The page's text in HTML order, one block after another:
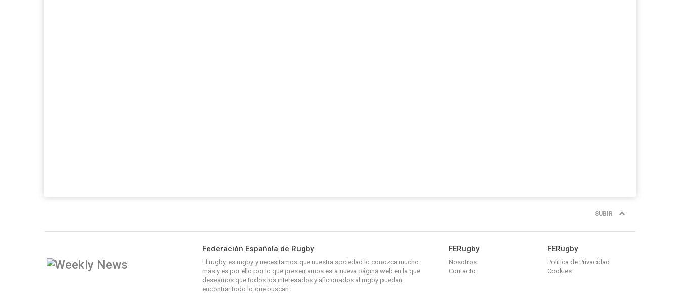
SUBIR
Federación Española de Rugby
El rugby, es rugby y necesitamos que nuestra sociedad lo conozca mucho
más y es por ello por lo que presentamos esta nueva página web en la que
deseamos que todos los interesados y aficionados al rugby puedan
encontrar todo lo que buscan.
FERugby
Nosotros
Contacto
FERugby
Política de Privacidad
Cookies